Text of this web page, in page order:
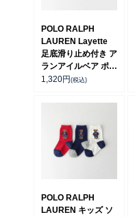
POLO RALPH
LAUREN Layette
足底滑り止め付き ア
ランアイルベア ポロ
ベア ベビーソックス
1,320円 (税込)
POLO RALPH
LAUREN キッズ ソ